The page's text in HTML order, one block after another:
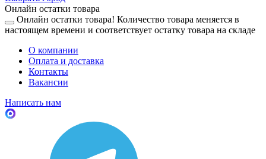
Онлайн остатки товара
Онлайн остатки товара! Количество товара меняется в
настоящем времени и соответствует остатку товара на складе
О компании
Оплата и доставка
Контакты
Вакансии
Написать нам